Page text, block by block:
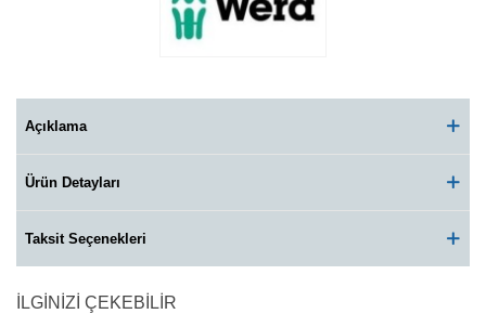
Açıklama
Ürün Detayları
Taksit Seçenekleri
İLGINIZI ÇEKEBILIR